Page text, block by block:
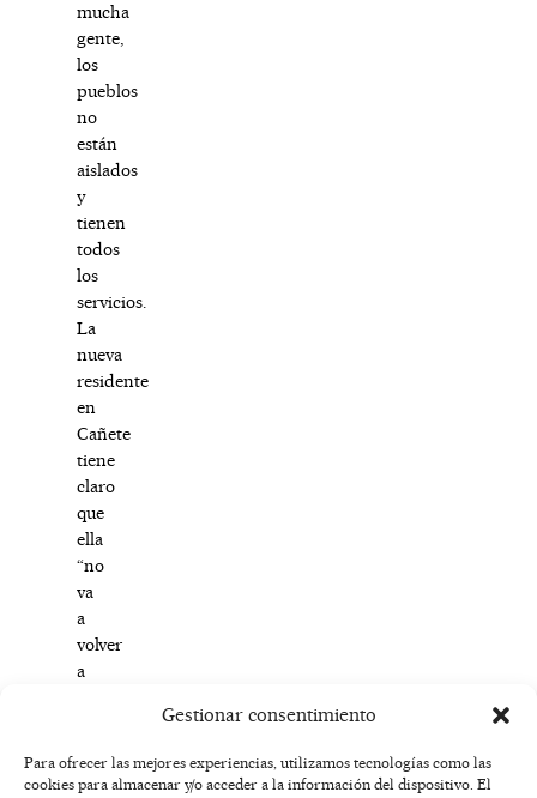
Gestionar consentimiento
Para ofrecer las mejores experiencias, utilizamos tecnologías como las
cookies para almacenar y/o acceder a la información del dispositivo. El
mucha
gente,
los
pueblos
no
están
aislados
y
tienen
todos
los
servicios.
La
nueva
residente
en
Cañete
tiene
claro
que
ella
“no
va
a
volver
a